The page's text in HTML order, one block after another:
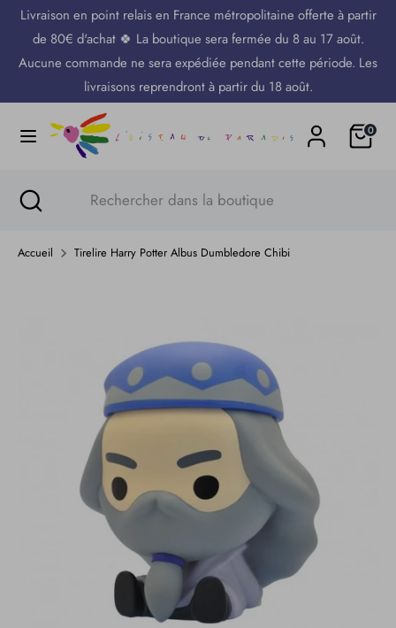
Passer
contenu
Livraison en point relais en France métropolitaine offerte à partir
de 80€ d'achat 🍀 La boutique sera fermée du 8 au 17 août.
Aucune commande ne sera expédiée pendant cette période. Les
livraisons reprendront à partir du 18 août.
Panier
0
Langue
Français
RechercheRechercher
la
boutique
RechercheRechercher
boutique
Fermer
la
Accueil Tirelire Harry Potter Albus Dumbledore Chibi